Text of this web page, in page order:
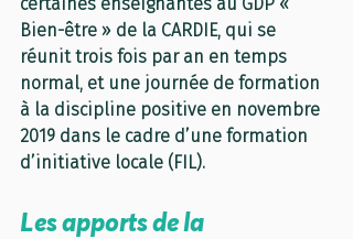
Bien-être » de la CARDIE, qui se
réunit trois fois par an en temps
normal, et une journée de formation
à la discipline positive en novembre
2019 dans le cadre d’une formation
d’initiative locale (FIL).
Les apports de la